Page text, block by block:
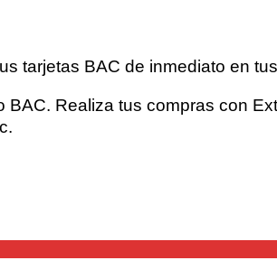
tarjetas BAC de inmediato en
Realiza tus compras con